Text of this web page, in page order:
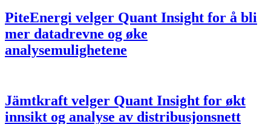
PiteEnergi velger Quant Insight for å bli
mer datadrevne og øke
analysemulighetene
Jämtkraft velger Quant Insight for økt
innsikt og analyse av distribusjonsnett